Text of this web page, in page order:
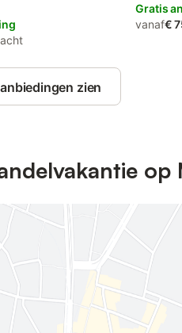
Gratis
vanaf€
zien
op